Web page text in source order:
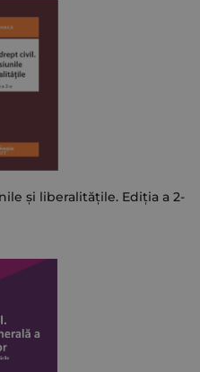
și liberalitățile. Ediția a 2-